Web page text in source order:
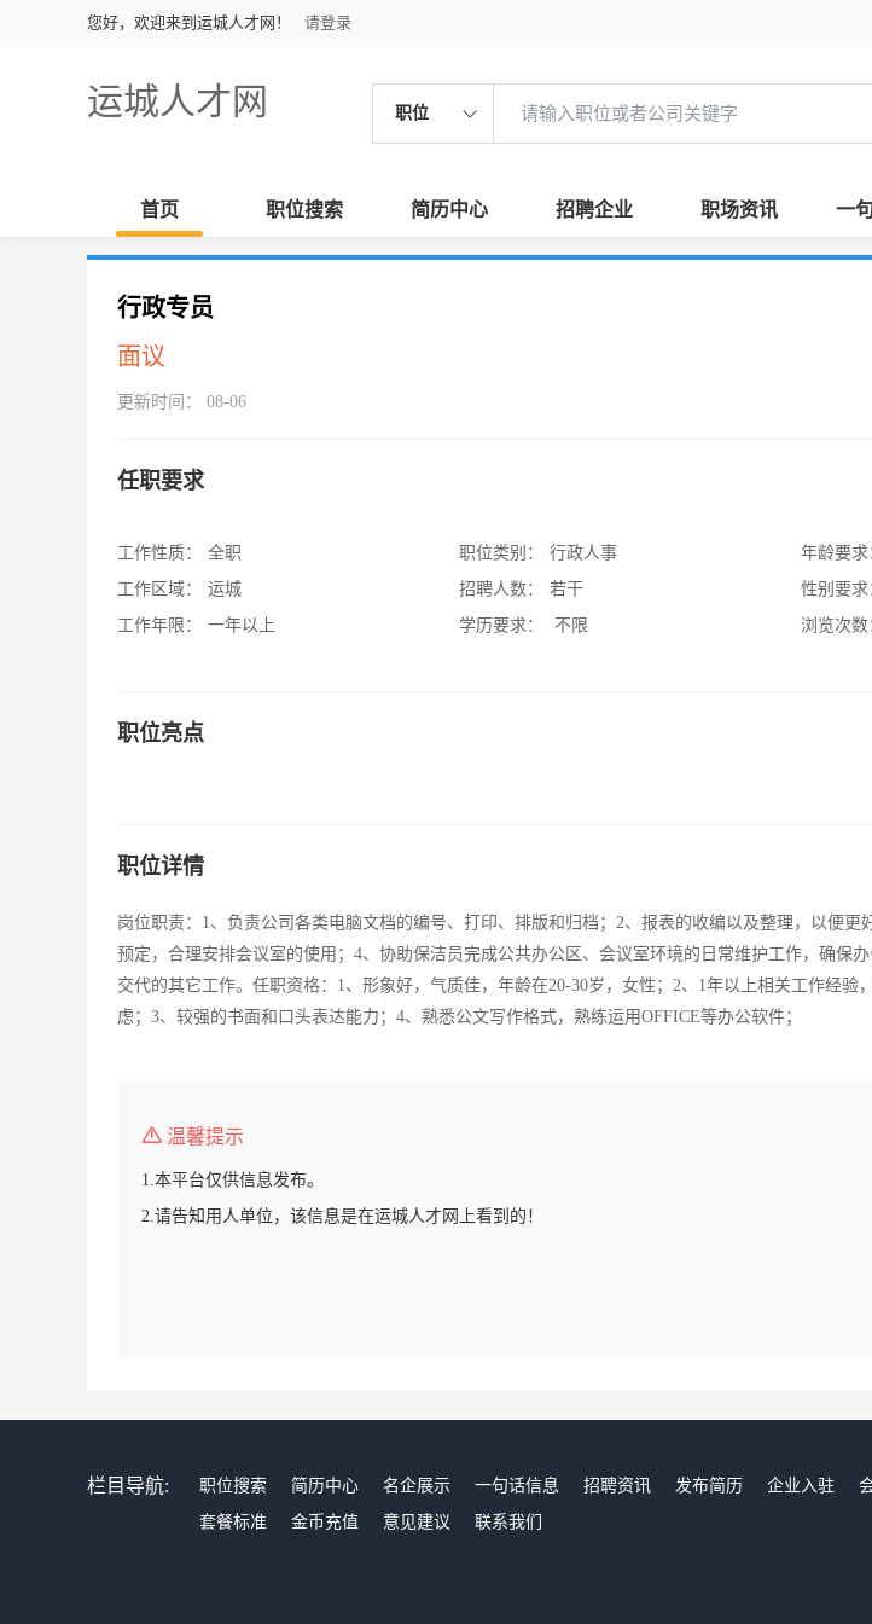
您好，欢迎来到运城人才网！ 请登录
运城人才网 职位
首页 职位搜索 简历中心 招聘企业 职场资讯 一
行政专员
面议
更新时间： 08-06
任职要求
工作性质：
全职
工作区域：
运城
工作年限：
一年以上
职位类别：
行政人事
招聘人数：
若干
学历要求：
不限
年龄要求
性别要求
浏览次数
职位亮点
职位详情
岗位职责：1、负责公司各类电脑文档的编号、打印、排版和归档；2、报表的收编以及整理，以便更
预定，合理安排会议室的使用；4、协助保洁员完成公共办公区、会议室环境的日常维护工作，确保
交代的其它工作。任职资格：1、形象好，气质佳，年龄在20-30岁，女性；2、1年以上相关工作经验
虑；3、较强的书面和口头表达能力；4、熟悉公文写作格式，熟练运用OFFICE等办公软件；
温馨提示
1.本平台仅供信息发布。
2.请告知用人单位，该信息是在运城人才网上看到的！
栏目导航: 职位搜索 简历中心 名企展示 一句话信息 招聘资讯 发布简历 企业入驻
套餐标准
金币充值 意见建议 联系我们